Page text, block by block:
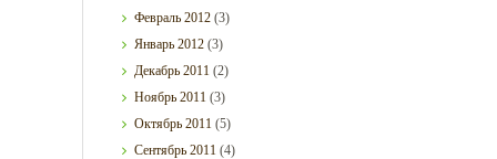
Февраль2012 (3)
Январь2012 (3)
Декабрь2011 (2)
Ноябрь2011 (3)
Октябрь2011 (5)
Сентябрь2011 (4)